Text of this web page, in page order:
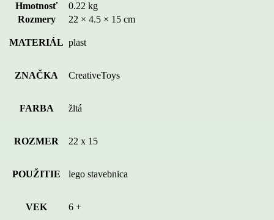
Hmotnosť
0.22 kg
Rozmery
22 × 4.5 × 15 cm
MATERIÁL plast
ZNAČKA CreativeToys
FARBA žltá
ROZMER 22 x 15
POUŽITIE lego stavebnica
VEK 6 +